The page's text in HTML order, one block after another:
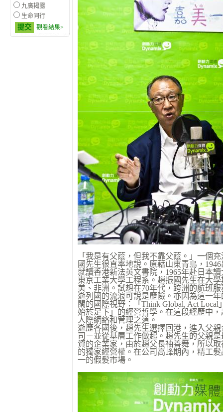
九廣揭露
生命同行
提交 觀看結果>
「我是有父蔭，但我不靠父蔭。」一個
國先生很直率地說。原藉山東青島，
就讀香港新法英文書院，1965年赴日本
東京工業大學工程系。趙振國先生在大
美、非洲。試想在70年代，跨洲的航班
遊列國的流浪可說是歷險。亦因為這一
闊的國際視野：「Think Global, Act
始於足下」的經營哲學。在這段經歷中
人際網絡和管理之道。
遊歷各國後，趙先生選擇回港，進入父
司－並從基層工作做起。趙先生的父親
資的企業家，由於趙父長袖善舞，所以
的獨家經營權。在公司高峰期內，精工
一的假髮市場。